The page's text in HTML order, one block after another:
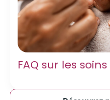
FAQ sur les